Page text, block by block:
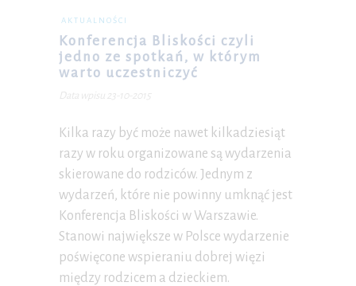
AKTUALNOŚCI
Konferencja Bliskości czyli
jedno ze spotkań, w którym
warto uczestniczyć
Data wpisu 23-10-2015
Kilka razy być może nawet kilkadziesiąt
razy w roku organizowane są wydarzenia
skierowane do rodziców. Jednym z
wydarzeń, które nie powinny umknąć jest
Konferencja Bliskości w Warszawie.
Stanowi największe w Polsce wydarzenie
poświęcone wspieraniu dobrej więzi
między rodzicem a dzieckiem.